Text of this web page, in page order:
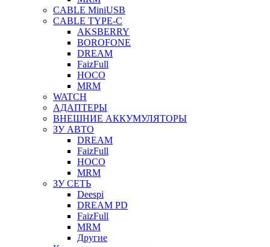
CABLE MiniUSB
CABLE TYPE-C
AKSBERRY
BOROFONE
DREAM
FaizFull
HOCO
MRM
WATCH
АДАПТЕРЫ
ВНЕШНИЕ АККУМУЛЯТОРЫ
ЗУ АВТО
DREAM
FaizFull
HOCO
MRM
ЗУ СЕТЬ
Deespi
DREAM PD
FaizFull
MRM
Другие